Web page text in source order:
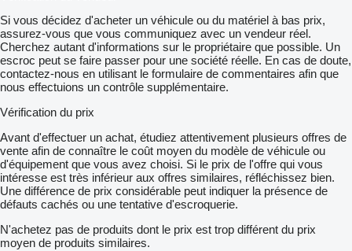
Si vous décidez d'acheter un véhicule ou du matériel à bas prix,
assurez-vous que vous communiquez avec un vendeur réel.
Cherchez autant d'informations sur le propriétaire que possible. Un
escroc peut se faire passer pour une société réelle. En cas de doute,
contactez-nous en utilisant le formulaire de commentaires afin que
nous effectuions un contrôle supplémentaire.
Vérification du prix
Avant d'effectuer un achat, étudiez attentivement plusieurs offres de
vente afin de connaître le coût moyen du modèle de véhicule ou
d'équipement que vous avez choisi. Si le prix de l'offre qui vous
intéresse est très inférieur aux offres similaires, réfléchissez bien.
Une différence de prix considérable peut indiquer la présence de
défauts cachés ou une tentative d'escroquerie.
N'achetez pas de produits dont le prix est trop différent du prix
moyen de produits similaires.